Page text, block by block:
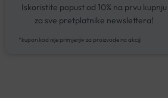
Iskoristite popust od 10% na prvu kupnju
za sve pretplatnike newslettera!
*kupon kod nije primjenjiv za proizvode na akciji